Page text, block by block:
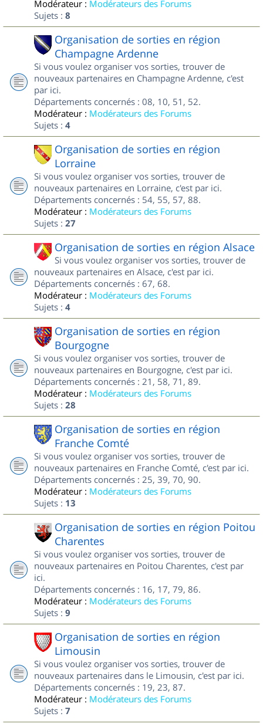
Modérateur : Modérateurs des Forums
Sujets : 8
Organisation de sorties en région
Champagne Ardenne
Si vous voulez organiser vos sorties, trouver de
nouveaux partenaires en Champagne Ardenne, c'est
par ici.
Départements concernés : 08, 10, 51, 52.
Modérateur : Modérateurs des Forums
Sujets : 4
Organisation de sorties en région
Lorraine
Si vous voulez organiser vos sorties, trouver de
nouveaux partenaires en Lorraine, c'est par ici.
Départements concernés : 54, 55, 57, 88.
Modérateur : Modérateurs des Forums
Sujets : 27
Organisation de sorties en région Alsace
Si vous voulez organiser vos sorties, trouver de
nouveaux partenaires en Alsace, c'est par ici.
Départements concernés : 67, 68.
Modérateur : Modérateurs des Forums
Sujets : 4
Organisation de sorties en région
Bourgogne
Si vous voulez organiser vos sorties, trouver de
nouveaux partenaires en Bourgogne, c'est par ici.
Départements concernés : 21, 58, 71, 89.
Modérateur : Modérateurs des Forums
Sujets : 28
Organisation de sorties en région
Franche Comté
Si vous voulez organiser vos sorties, trouver de
nouveaux partenaires en Franche Comté, c'est par ici.
Départements concernés : 25, 39, 70, 90.
Modérateur : Modérateurs des Forums
Sujets : 13
Organisation de sorties en région Poitou
Charentes
Si vous voulez organiser vos sorties, trouver de
nouveaux partenaires en Poitou Charentes, c'est par
ici.
Départements concernés : 16, 17, 79, 86.
Modérateur : Modérateurs des Forums
Sujets : 9
Organisation de sorties en région
Limousin
Si vous voulez organiser vos sorties, trouver de
nouveaux partenaires dans le Limousin, c'est par ici.
Départements concernés : 19, 23, 87.
Modérateur : Modérateurs des Forums
Sujets : 7